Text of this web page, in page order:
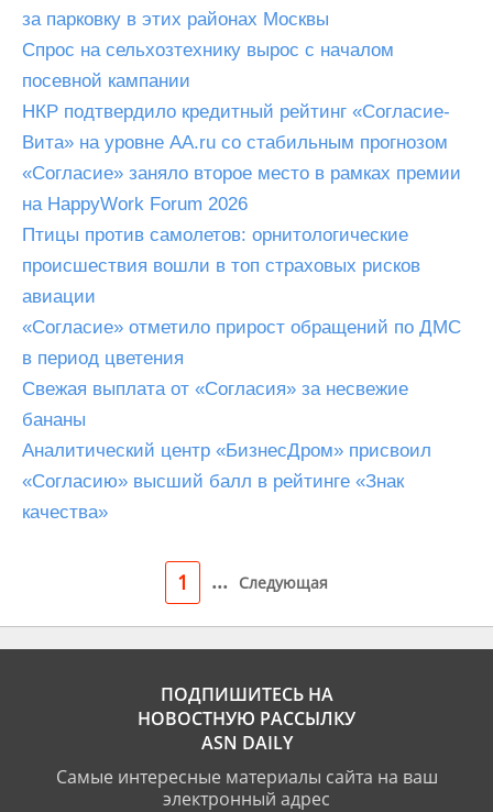
за парковку в этих районах Москвы
Спрос на сельхозтехнику вырос с началом
посевной кампании
НКР подтвердило кредитный рейтинг «Согласие-
Вита» на уровне AA.ru со стабильным прогнозом
«Согласие» заняло второе место в рамках премии
на HappyWork Forum 2026
Птицы против самолетов: орнитологические
происшествия вошли в топ страховых рисков
авиации
«Согласие» отметило прирост обращений по ДМС
в период цветения
Свежая выплата от «Согласия» за несвежие
бананы
Аналитический центр «БизнесДром» присвоил
«Согласию» высший балл в рейтинге «Знак
качества»
1 ... Следующая
ПОДПИШИТЕСЬ НА
НОВОСТНУЮ РАССЫЛКУ
ASN DAILY
Самые интересные материалы сайта на ваш
электронный адрес